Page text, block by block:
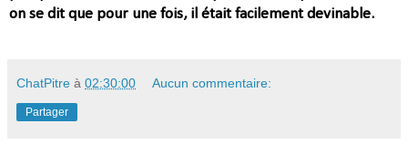
on se dit que pour une fois, il était facilement devinable.
ChatPitre à 02:30:00 Aucun commentaire:
Partager